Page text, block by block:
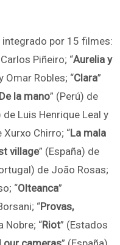
por 15 filmes:
Piñeiro; “Aurelia y
Omar Robles; “Clara”
De la mano” (Perú) de
de Luis Henrique Leal y
Xurxo Chirro; “La mala
village” (España) de
de João Rosas;
“Olteanca”
“Provas,
Nobre; “Riot” (Estados